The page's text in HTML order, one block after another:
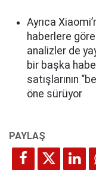
Ayrıca
haberlere
analizler de
bir başka
satışlarının
öne sürüyor